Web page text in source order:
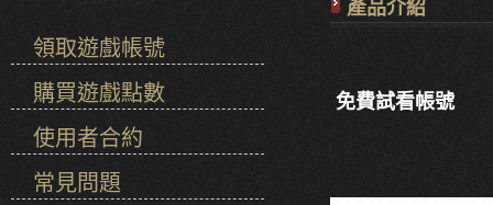
領取遊戲帳號
購買遊戲點數
使用者合約
常見問題
產品介紹
免費試看帳號